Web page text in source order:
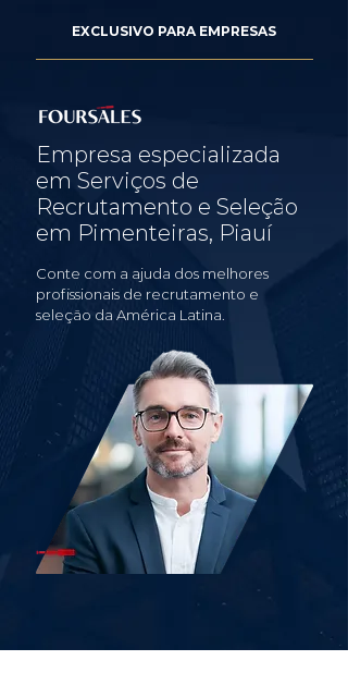
EXCLUSIVO PARA EMPRESAS
Empresa especializada
em Serviços de
Recrutamento e Seleção
em Pimenteiras, Piauí
Conte com a ajuda dos melhores
profissionais de recrutamento e
seleção da América Latina.